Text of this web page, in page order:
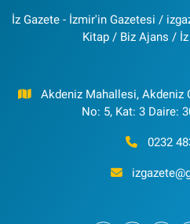
İz Gazete - İzmir'in Gazetesi /
Kitap / Biz Ajans / İz
Akdeniz Mahallesi, Akdeniz
No: 5, Kat: 3 Daire:
0232